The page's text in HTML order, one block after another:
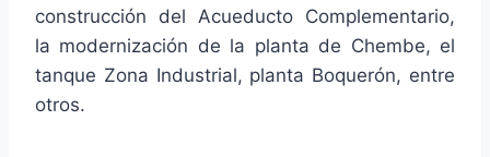
construcción del Acueducto Complementario,
la modernización de la planta de Chembe, el
tanque Zona Industrial, planta Boquerón, entre
otros.